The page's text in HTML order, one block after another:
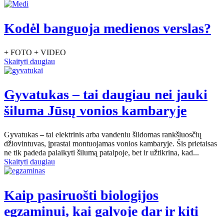
Kodėl banguoja medienos verslas?
+ FOTO + VIDEO
Skaityti daugiau
Gyvatukas – tai daugiau nei jauki
šiluma Jūsų vonios kambaryje
Gyvatukas – tai elektrinis arba vandeniu šildomas rankšluosčių
džiovintuvas, įprastai montuojamas vonios kambaryje. Šis prietaisas
ne tik padeda palaikyti šilumą patalpoje, bet ir užtikrina, kad...
Skaityti daugiau
Kaip pasiruošti biologijos
egzaminui, kai galvoje dar ir kiti